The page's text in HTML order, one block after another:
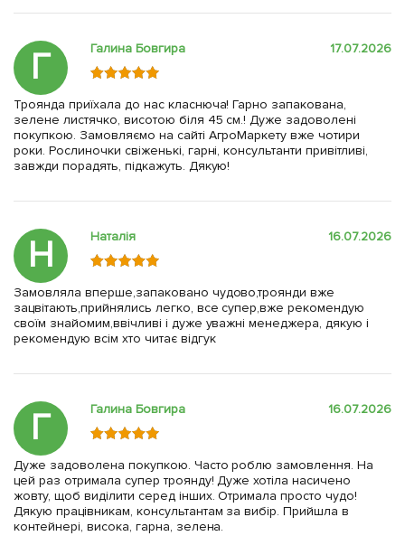
Г Галина Бовгира 17.07.2026
Троянда приїхала до нас класнюча! Гарно запакована,
зелене листячко, висотою біля 45 см.! Дуже задоволені
покупкою. Замовляємо на сайті АгроМаркету вже чотири
роки. Рослиночки свіженькі, гарні, консультанти привітливі,
завжди порадять, підкажуть. Дякую!
Н Наталія 16.07.2026
Замовляла вперше,запаковано чудово,троянди вже
зацвітають,прийнялись легко, все супер,вже рекомендую
своїм знайомим,ввічливі і дуже уважні менеджера, дякую і
рекомендую всім хто читає відгук
Г Галина Бовгира 16.07.2026
Дуже задоволена покупкою. Часто роблю замовлення. На
цей раз отримала супер троянду! Дуже хотіла насичено
жовту, щоб виділити серед інших. Отримала просто чудо!
Дякую працівникам, консультантам за вибір. Прийшла в
контейнері, висока, гарна, зелена.